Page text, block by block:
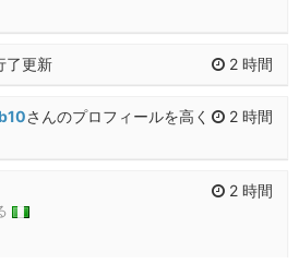
2 時間
了更新
2 時間
さんのプロフィールを高く
2 時間